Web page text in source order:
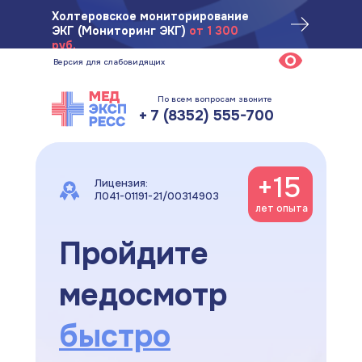
Холтеровское мониторирование
ЭКГ (Мониторинг ЭКГ) от 1 300
руб.
Версия для слабовидящих
Ул. Ярмарочная, 1/25, 2 этаж
По всем вопросам звоните
+ 7 (8352) 555-700
Лицензия:
Л041-01191-21/00314903
Пройдите
медосмотр
быстро
+15
лет опыт
работы
лет опыта